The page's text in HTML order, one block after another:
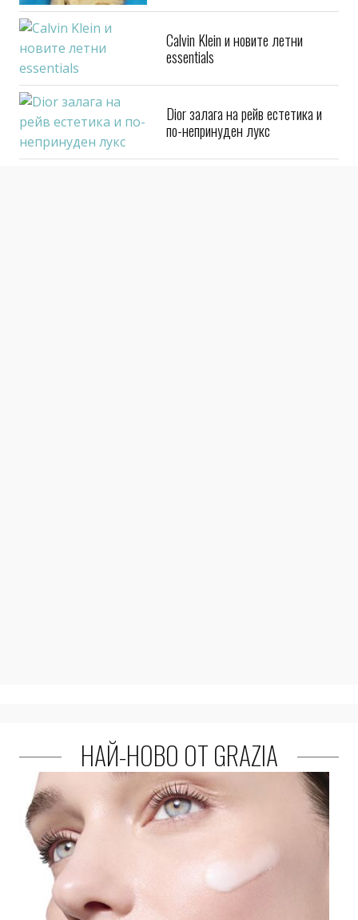
Calvin Klein и новите летни
essentials
Dior залага на рейв естетика и
по-непринуден лукс
НАЙ-НОВО ОТ GRAZIA